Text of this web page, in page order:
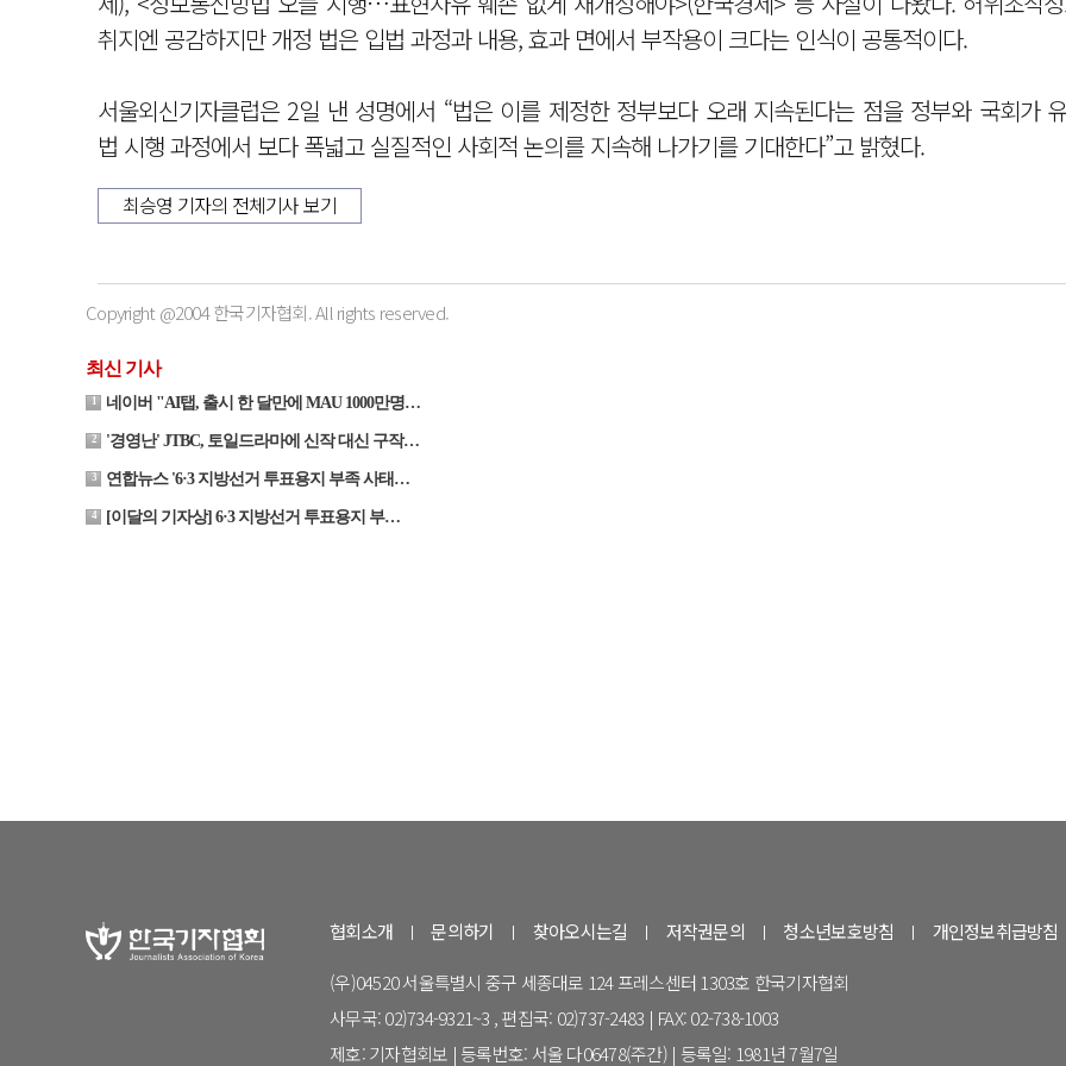
취지엔 공감하지만 개정 법은 입법 과정과 내용, 효과 면에서 부작용이 크다는 인식이 공통적이다.
서울외신기자클럽은 2일 낸 성명에서 “법은 이를 제정한 정부보다 오래 지속된다는 점을 정부와 국회가
법 시행 과정에서 보다 폭넓고 실질적인 사회적 논의를 지속해 나가기를 기대한다”고 밝혔다.
최승영 기자의 전체기사 보기
Copyright @2004 한국기자협회. All rights reserved.
협회소개 문의하기 찾아오시는길 저작권문의 청소년보호방침 개인정보취급방침
(우)04520 서울특별시 중구 세종대로 124 프레스센터 1303호 한국기자협회
사무국: 02)734-9321~3 , 편집국: 02)737-2483 | FAX: 02-738-1003
제호: 기자협회보 | 등록번호: 서울 다06478(주간) | 등록일: 1981년 7월7일